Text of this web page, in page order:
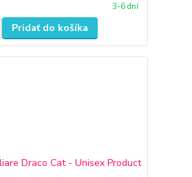
3-6 dní
Pridať do košíka